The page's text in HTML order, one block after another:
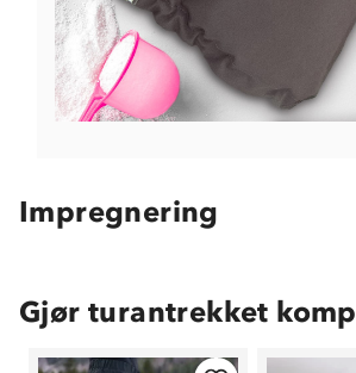
Impregnering
Gjør turantrekket